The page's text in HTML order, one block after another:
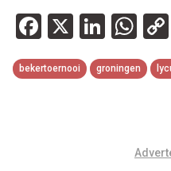
Facebook
X
bekertoernooi groningen